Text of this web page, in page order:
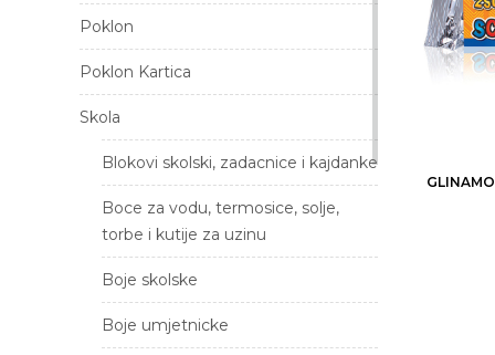
Poklon
Poklon Kartica
Skola
Blokovi skolski, zadacnice i kajdanke
Boce za vodu, termosice, solje,
torbe i kutije za uzinu
Boje skolske
Boje umjetnicke